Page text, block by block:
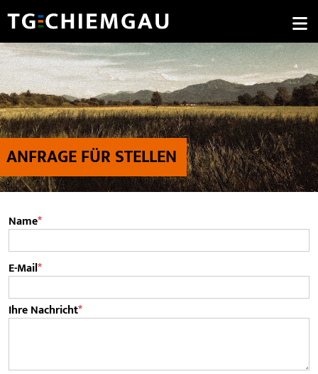
ANFRAGE FÜR STELLEN
Pflichtfeld
Name*
Pflichtfeld
E-Mail*
Pflichtfeld
Ihre Nachricht*